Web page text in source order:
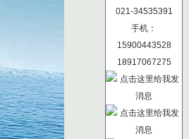
021-34535391
手机：
15900443528
18917067275